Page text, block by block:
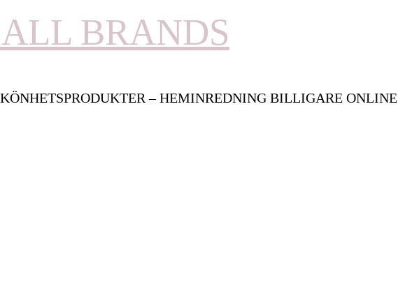
BRANDS
– HEMINREDNING BILLIGARE ONLINE